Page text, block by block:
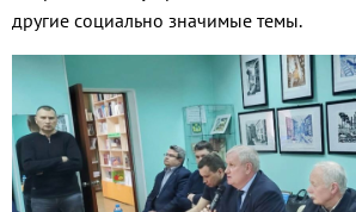
другие социально значимые темы.